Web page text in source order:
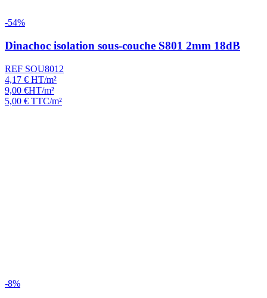
-54%
Dinachoc isolation sous-couche S801 2mm 18dB
REF SOU8012
4,17 € HT/m²
9,00 €HT/m²
5,00 € TTC/m²
-8%